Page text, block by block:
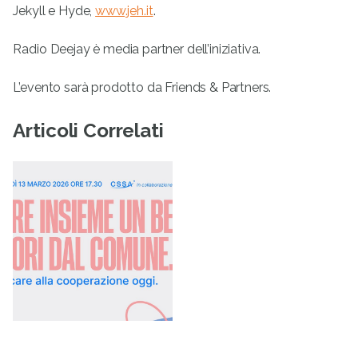
Jekyll e Hyde,www.jeh.it.
Radio Deejay è media partner dell’iniziativa.
L’evento sarà prodotto da Friends & Partners.
Articoli Correlati